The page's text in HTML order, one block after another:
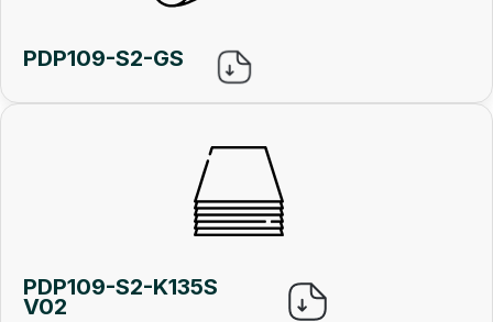
PDP109-S2-GS
PDP109-S2-K135S
V02